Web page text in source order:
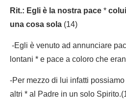
Rit.:Egli è la nostra pace*
una cosa sola(14)
-Egli è venuto ad annunciare
lontani * e pace a coloro che
-Per mezzo di lui infatti
altri * al Padre in un solo